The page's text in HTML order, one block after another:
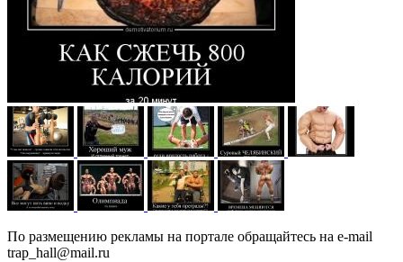
По размещению рекламы на портале обращайтесь на e-mail
trap_hall@mail.ru